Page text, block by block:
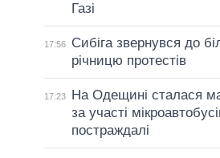
Газі
17:56
Сибіга звернувся до
річницю протестів
17:23
На Одещині сталася
за участі
постраждалі